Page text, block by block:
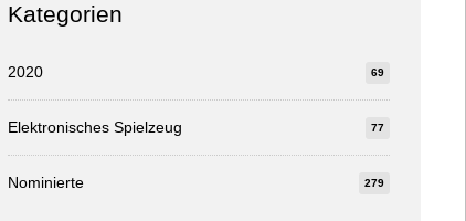
Kategorien
2020 69
Elektronisches Spielzeug 77
Nominierte 279